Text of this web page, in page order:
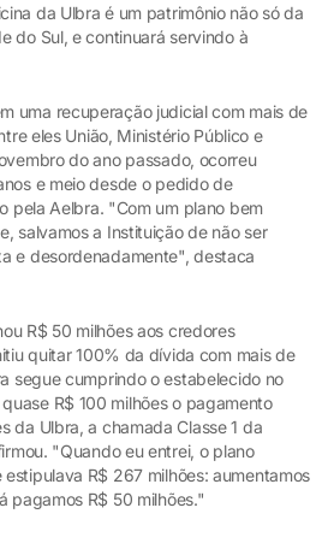
da Ulbra é um patrimônio não só da
do Sul, e continuará servindo à
uma recuperação judicial com mais de
eles União, Ministério Público e
do ano passado, ocorreu
e meio desde o pedido de
pela Aelbra. "Com um plano bem
salvamos a Instituição de não ser
e desordenadamente", destaca
R$ 50 milhões aos credores
quitar 100% da dívida com mais de
segue cumprindo o estabelecido no
R$ 100 milhões o pagamento
da Ulbra, a chamada Classe 1 da
"Quando eu entrei, o plano
R$ 267 milhões: aumentamos
pagamos R$ 50 milhões."